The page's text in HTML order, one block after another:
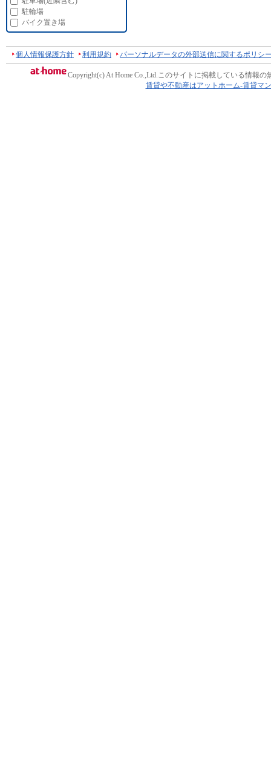
駐輪場
バイク置き場
個人情報保護方針 利用規約 パーソナルデータの外部送信に関するポリシ
Copyright(c) At Home Co.,Ltd.このサイトに掲載している情報の
賃貸や不動産はアットホーム-賃貸マ